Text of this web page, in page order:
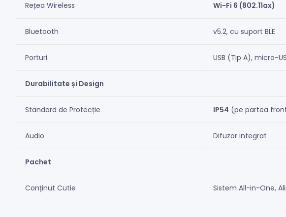
Rețea Wireless Wi-Fi 6 (802.11ax)
Bluetooth v5.2, cu suport BLE
Porturi USB (Tip A), micro-
Durabilitate și Design
Standard de Protecție IP54 (pe partea
Audio Difuzor integrat
Pachet
Conținut Cutie Sistem All-in-One,